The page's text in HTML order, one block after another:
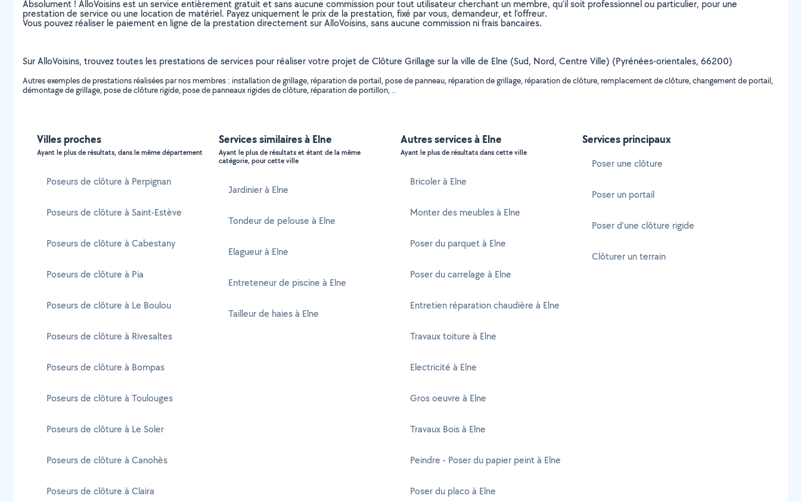
Absolument ! AlloVoisins est un service entièrement gratuit et sans aucune commission pour tout utilisateur cherchant un membre, qu’il soit professionnel ou particulier, pour une
prestation de service ou une location de matériel. Payez uniquement le prix de la prestation, fixé par vous, demandeur, et l’offreur.
Vous pouvez réaliser le paiement en ligne de la prestation directement sur AlloVoisins, sans aucune commission ni frais bancaires.
Sur AlloVoisins, trouvez toutes les prestations de services pour réaliser votre projet de Clôture Grillage sur la ville de Elne (Sud, Nord, Centre Ville) (Pyrénées-orientales, 66200)
Autres exemples de prestations réalisées par nos membres : installation de grillage, réparation de portail, pose de panneau, réparation de grillage, réparation de clôture, remplacement de clôture, changement de portail,
démontage de grillage, pose de clôture rigide, pose de panneaux rigides de clôture, réparation de portillon, ..
Villes proches
Ayant le plus de résultats, dans le même département
Poseurs de clôture à Perpignan
Poseurs de clôture à Saint-Estève
Poseurs de clôture à Cabestany
Poseurs de clôture à Pia
Poseurs de clôture à Le Boulou
Poseurs de clôture à Rivesaltes
Poseurs de clôture à Bompas
Poseurs de clôture à Toulouges
Poseurs de clôture à Le Soler
Poseurs de clôture à Canohès
Poseurs de clôture à Claira
Services similaires à Elne
Ayant le plus de résultats et étant de la même
catégorie, pour cette ville
Jardinier à Elne
Tondeur de pelouse à Elne
Elagueur à Elne
Entreteneur de piscine à Elne
Tailleur de haies à Elne
Autres services à Elne
Ayant le plus de résultats dans cette ville
Bricoler à Elne
Monter des meubles à Elne
Poser du parquet à Elne
Poser du carrelage à Elne
Entretien réparation chaudière à Elne
Travaux toiture à Elne
Electricité à Elne
Gros oeuvre à Elne
Travaux Bois à Elne
Peindre - Poser du papier peint à Elne
Poser du placo à Elne
Services principaux
Poser une clôture
Poser un portail
Poser d'une clôture rigide
Clôturer un terrain